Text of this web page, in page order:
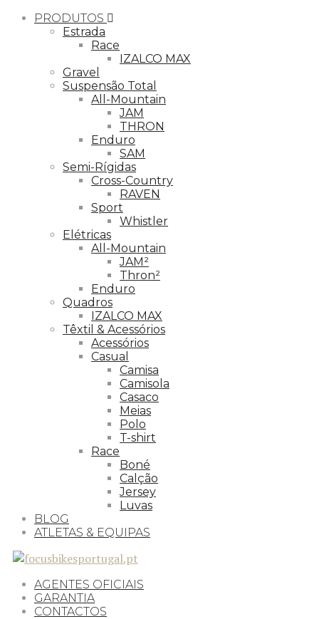
PRODUTOS
Estrada
Race
IZALCO MAX
Gravel
Suspensão Total
All-Mountain
JAM
THRON
Enduro
SAM
Semi-Rígidas
Cross-Country
RAVEN
Sport
Whistler
Elétricas
All-Mountain
JAM²
Thron²
Enduro
Quadros
IZALCO MAX
Têxtil & Acessórios
Acessórios
Casual
Camisa
Camisola
Casaco
Meias
Polo
T-shirt
Race
Boné
Calção
Jersey
Luvas
BLOG
ATLETAS & EQUIPAS
AGENTES OFICIAIS
GARANTIA
CONTACTOS